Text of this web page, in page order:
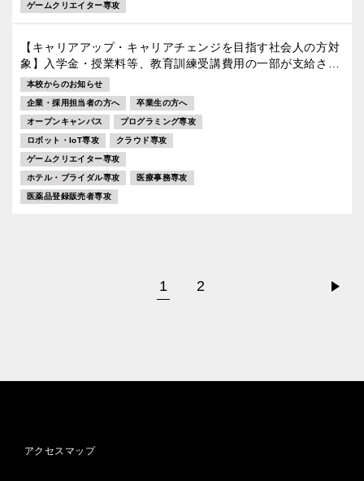
ゲームクリエイター専攻
【キャリアアップ・キャリアチェンジを目指す社会人の方対
象】入学金・授業料等、教育訓練受講費用の一部が支給され
ます。
本校からのお知らせ
企業・採用担当者の方へ 卒業生の方へ
オープンキャンパス プログラミング専攻
ロボット・IoT専攻 クラウド専攻
ゲームクリエイター専攻
ホテル・ブライダル専攻 医療事務専攻
医薬品登録販売者専攻
1 2
アクセスマップ